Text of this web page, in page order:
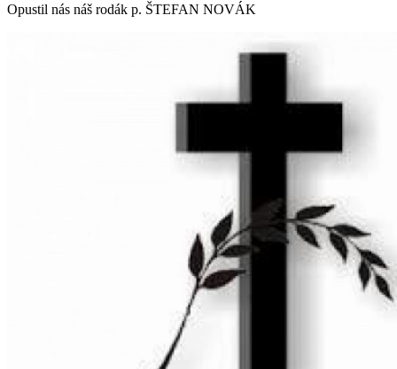
Opustil nás náš rodák p. ŠTEFAN NOVÁK